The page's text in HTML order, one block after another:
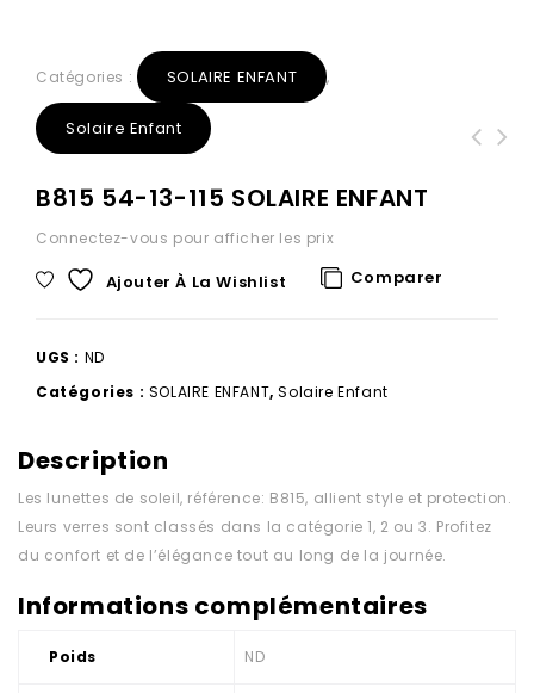
Catégories : SOLAIRE ENFANT ,
Solaire Enfant
B815 54-13-115 SOLAIRE ENFANT
Connectez-vous pour afficher les prix
Ajouter À La Wishlist Comparer
UGS : ND
Catégories : SOLAIRE ENFANT,Solaire Enfant
Description
Les lunettes de soleil, référence: B815, allient style et protection.
Leurs verres sont classés dans la catégorie 1, 2 ou 3. Profitez
du confort et de l’élégance tout au long de la journée.
Informations complémentaires
Poids ND